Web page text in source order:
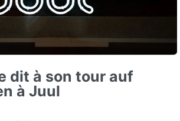
dit à son tour auf
à Juul